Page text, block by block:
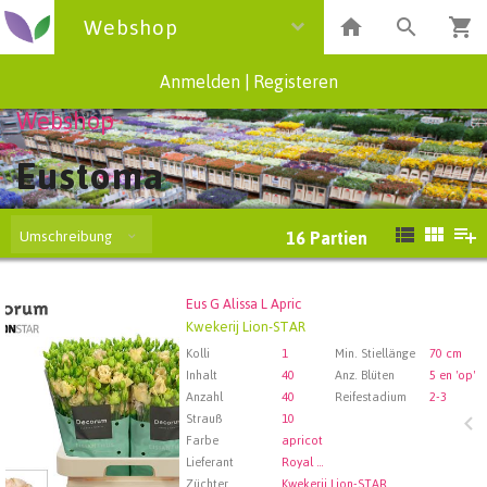
Webshop
Anmelden Registeren
Webshop
Eustoma
Umschreibung 16 Partien
Eus G Alissa L Apric
Kwekerij Lion-STAR
Kolli 1 Min. Stiellänge
70 cm
Inhalt
40 Anz. Blüten
5 en 'op'
Anzahl
40 Reifestadium
2-3
Strauß
10
Farbe
apricot
Lieferant
Royal FloraHolland Aalsmeer
Züchter
Kwekerij Lion-STAR
Eus G Alissa L Apric
Wählen Sie zuerst ein Abfartdatum.